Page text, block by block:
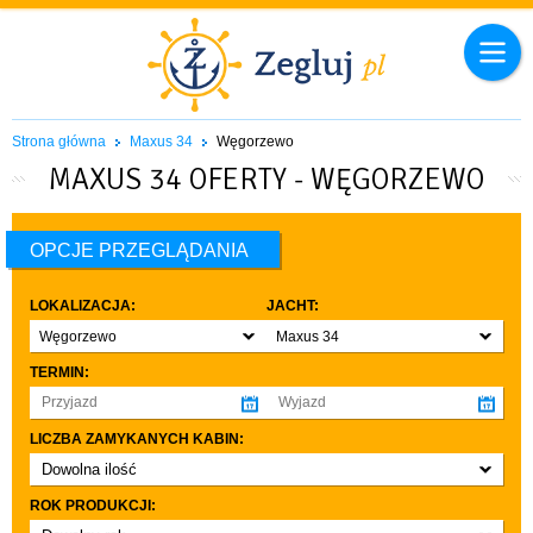
Strona główna Maxus 34 Węgorzewo
MAXUS 34 OFERTY - WĘGORZEWO
OPCJE PRZEGLĄDANIA
LOKALIZACJA:
Węgorzewo
JACHT:
Maxus 34
TERMIN:
LICZBA ZAMYKANYCH KABIN:
Dowolna ilość
co najmniej 1
co najmniej 2
ROK PRODUKCJI: